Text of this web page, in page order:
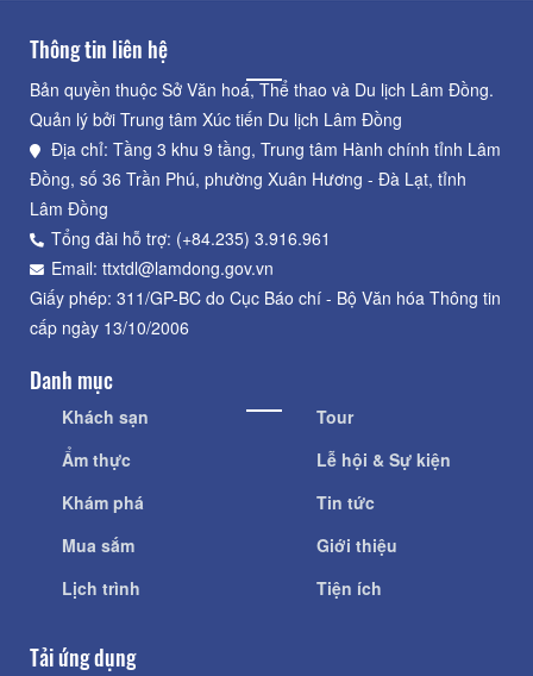
Thông tin liên hệ
Bản quyền thuộc Sở Văn hoá, Thể thao và Du lịch Lâm Đồng.
Quản lý bởi Trung tâm Xúc tiến Du lịch Lâm Đồng
Địa chỉ: Tầng 3 khu 9 tầng, Trung tâm Hành chính tỉnh Lâm
Đồng, số 36 Trần Phú, phường Xuân Hương - Đà Lạt, tỉnh
Lâm Đồng
Tổng đài hỗ trợ: (+84.235) 3.916.961
Email: ttxtdl@lamdong.gov.vn
Giấy phép: 311/GP-BC do Cục Báo chí - Bộ Văn hóa Thông tin
cấp ngày 13/10/2006
Danh mục
Khách sạn
Ẩm thực
Khám phá
Mua sắm
Lịch trình
Tour
Lễ hội & Sự kiện
Tin tức
Giới thiệu
Tiện ích
Tải ứng dụng